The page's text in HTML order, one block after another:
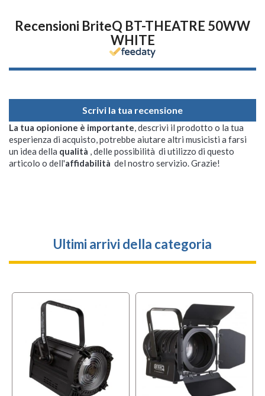
Recensioni BriteQ BT-THEATRE 50WW
WHITE
Scrivi la tua recensione
La tua opionione è importante, descrivi il prodotto o la tua
esperienza di acquisto, potrebbe aiutare altri musicisti a farsi
un idea della qualità , delle possibilità di utilizzo di questo
articolo o dell'affidabilità del nostro servizio. Grazie!
Ultimi arrivi della categoria